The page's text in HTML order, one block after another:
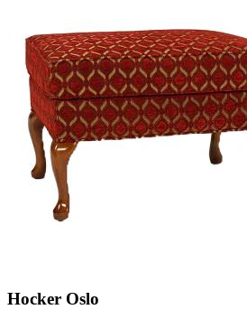
Hocker Oslo